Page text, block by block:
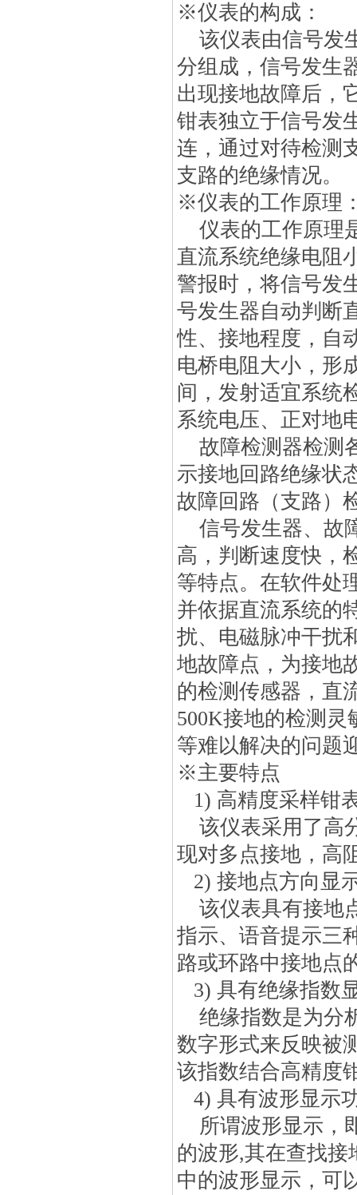
※仪表的构成：
该仪表由信号发
分组成，信号发生
出现接地故障后，
钳表独立于信号发
连，通过对待检测
支路的绝缘情况。
※仪表的工作原理
仪表的工作原理
直流系统绝缘电阻
警报时，将信号发
号发生器自动判断
性、接地程度，自
电桥电阻大小，形
间，发射适宜系统
系统电压、正对地
故障检测器检测
示接地回路绝缘状
故障回路（支路）
信号发生器、故
高，判断速度快，
等特点。在软件处
并依据直流系统的
扰、电磁脉冲干扰
地故障点，为接地
的检测传感器，直
500K接地的检测
等难以解决的问题
※主要特点
1) 高精度采样钳
该仪表采用了高
现对多点接地，高
2) 接地点方向显
该仪表具有接地
指示、语音提示三
路或环路中接地点
3) 具有绝缘指数
绝缘指数是为分
数字形式来反映被
该指数结合高精度
4) 具有波形显示
所谓波形显示，
的波形,其在查找
中的波形显示，可